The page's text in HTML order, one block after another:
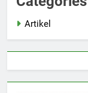
Artikel